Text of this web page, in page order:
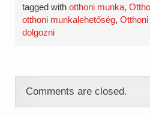
tagged withotthoni munka,
otthoni munkalehetőség,
dolgozni
Comments are closed.